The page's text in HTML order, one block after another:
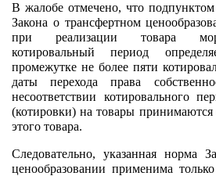
В жалобе отмечено, что
Закона о трансфертном
при реализации товара
котировальный период
промежутке не более пяти
даты перехода права
несоответствии котировального
(котировки) на товары
этого товара.
Следовательно, указанная норма
ценообразовании применима